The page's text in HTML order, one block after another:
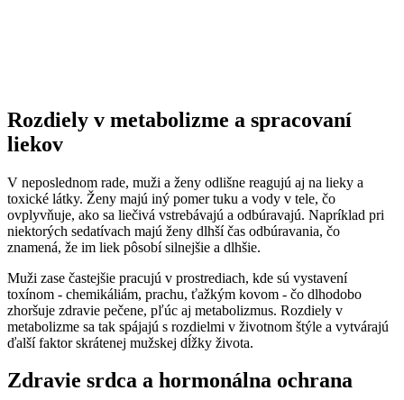
Rozdiely v metabolizme a spracovaní
liekov
V neposlednom rade, muži a ženy odlišne reagujú aj na lieky a
toxické látky. Ženy majú iný pomer tuku a vody v tele, čo
ovplyvňuje, ako sa liečivá vstrebávajú a odbúravajú. Napríklad pri
niektorých sedatívach majú ženy dlhší čas odbúravania, čo
znamená, že im liek pôsobí silnejšie a dlhšie.
Muži zase častejšie pracujú v prostrediach, kde sú vystavení
toxínom - chemikáliám, prachu, ťažkým kovom - čo dlhodobo
zhoršuje zdravie pečene, pľúc aj metabolizmus. Rozdiely v
metabolizme sa tak spájajú s rozdielmi v životnom štýle a vytvárajú
ďalší faktor skrátenej mužskej dĺžky života.
Zdravie srdca a hormonálna ochrana